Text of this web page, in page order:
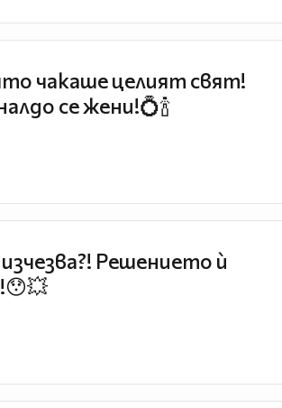
чакаше целият свят!
се жени!💍🍾
Решението ѝ